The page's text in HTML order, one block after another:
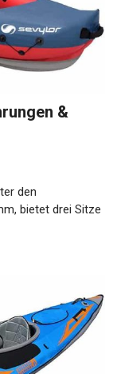
&
den
bietet drei Sitze